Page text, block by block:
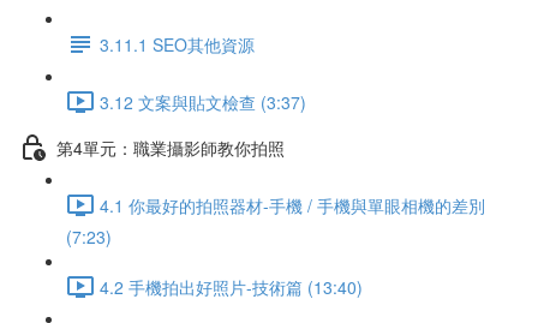
3.11.1 SEO其他資源
3.12 文案與貼文檢查 (3:37)
第4單元：職業攝影師教你拍照
4.1 你最好的拍照器材-手機 / 手機與單眼相機的差別
(7:23)
4.2 手機拍出好照片-技術篇 (13:40)